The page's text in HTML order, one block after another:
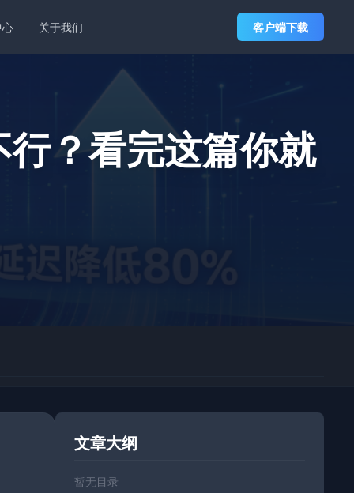
关于我们 客户端下载
？看完这篇你就
文章大纲
暂无目录